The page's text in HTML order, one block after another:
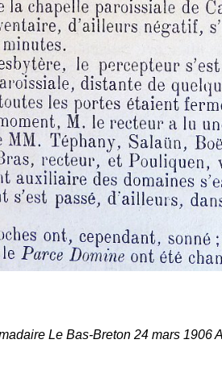
Le Bas-Breton 24 mars 1906